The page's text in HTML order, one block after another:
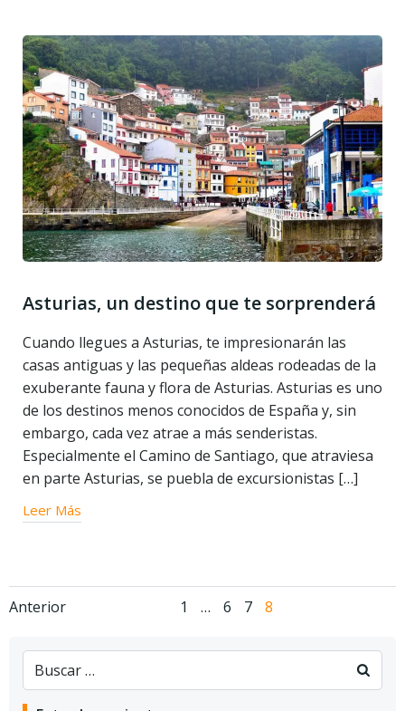
Asturias, un destino que te sorprenderá
Cuando llegues a Asturias, te impresionarán las
casas antiguas y las pequeñas aldeas rodeadas de la
exuberante fauna y flora de Asturias. Asturias es uno
de los destinos menos conocidos de España y, sin
embargo, cada vez atrae a más senderistas.
Especialmente el Camino de Santiago, que atraviesa
en parte Asturias, se puebla de excursionistas […]
Leer Más
Navegación
de
entradas
Anterior
Navegación
de
entradas
Página
1 … Página
6 Página
7 Página
8